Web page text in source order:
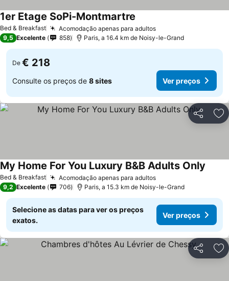
Bed & Breakfast Acomodação apenas para adultosVer preços
1er Etage SoPi-Montmartre
9,5 Excelente 858 Paris, a 16.4 km de Noisy-le-Grand
De € 218
Consulte os preços de 8 sites Ver preços
Partilhar
Bed & Breakfast Acomodação apenas para adultosVer preços
My Home For You Luxury B&B Adults Only
9,2 Excelente 706 Paris, a 15.3 km de Noisy-le-Grand
Selecione as datas para ver os preços
exatos.
Ver preços
Partilhar